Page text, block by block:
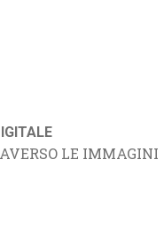
LE IMMAGINI